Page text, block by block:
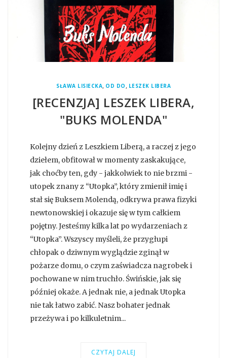
SŁAWA LISIECKA, OD DO , LESZEK LIBERA
[RECENZJA] LESZEK LIBERA,
"BUKS MOLENDA"
Kolejny dzień z Leszkiem Liberą, a raczej z jego
dziełem, obfitował w momenty zaskakujące,
jak choćby ten, gdy - jakkolwiek to nie brzmi -
utopek znany z “Utopka”, który zmienił imię i
stał się Buksem Molendą, odkrywa prawa fizyki
newtonowskiej i okazuje się w tym całkiem
pojętny. Jesteśmy kilka lat po wydarzeniach z
“Utopka”. Wszyscy myśleli, że przygłupi
chłopak o dziwnym wyglądzie zginął w
pożarze domu, o czym zaświadcza nagrobek i
pochowane w nim truchło. Świńskie, jak się
później okaże. A jednak nie, a jednak Utopka
nie tak łatwo zabić. Nasz bohater jednak
przeżywa i po kilkuletnim...
CZYTAJ DALEJ